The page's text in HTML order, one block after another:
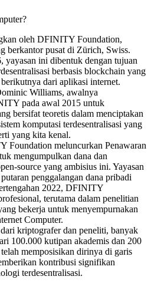
oleh DFINITY Foundation,
berkantor pusat di Zürich, Swiss.
ini dibentuk dengan tujuan
berbasis blockchain yang
dari aplikasi internet.
Williams, awalnya
pada awal 2015 untuk
bersifat teoretis dalam menciptakan
komputasi terdesentralisasi yang
yang kita kenal.
Foundation meluncurkan Penawaran
mengumpulkan dana dan
source yang ambisius ini. Yayasan
penggalangan dana pribadi
2022, DFINITY
terutama dalam penelitian
bekerja untuk menyempurnakan
Computer.
kriptografer dan peneliti, banyak
100.000 kutipan akademis dan 200
memposisikan dirinya di garis
kontribusi signifikan
terdesentralisasi.